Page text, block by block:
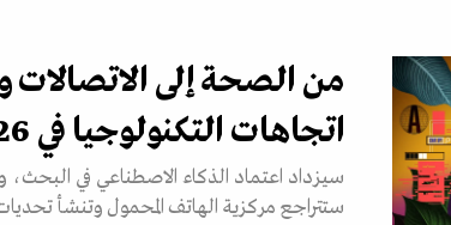
من الصحة إلى الاتصالات
اتجاهات التكنولوجيا في 2026؟
سيزداد اعتماد الذكاء الاصطناعي في
ستتراجع مركزية الهاتف المحمول وتنشأ